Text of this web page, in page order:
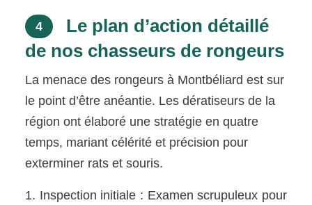
4
Le plan d’action détaillé
de nos chasseurs de rongeurs
La menace des rongeurs à Montbéliard est sur
le point d’être anéantie. Les dératiseurs de la
région ont élaboré une stratégie en quatre
temps, mariant célérité et précision pour
exterminer rats et souris.
Inspection initiale : Examen scrupuleux pour